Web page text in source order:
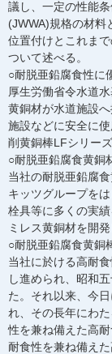
議し、一定の性能
(JWWA)規格の材料
位置付けとこれま
ついて述べる。
○耐脱亜鉛腐食性に
厚生労働省令水道
黄銅材が水道施設
施設などに安全に
削黄銅棒LFシリー
○耐脱亜鉛腐食黄銅
当社の耐脱亜鉛腐
キッツグループを
栓具等に多くの実
ミレス黄銅材を開
○耐脱亜鉛腐食黄銅
当社に於ける高耐
し進められ、昭和
た。それ以来、今
れ、その長年にわ
性を兼ね備えた高
耐食性を兼ね備え